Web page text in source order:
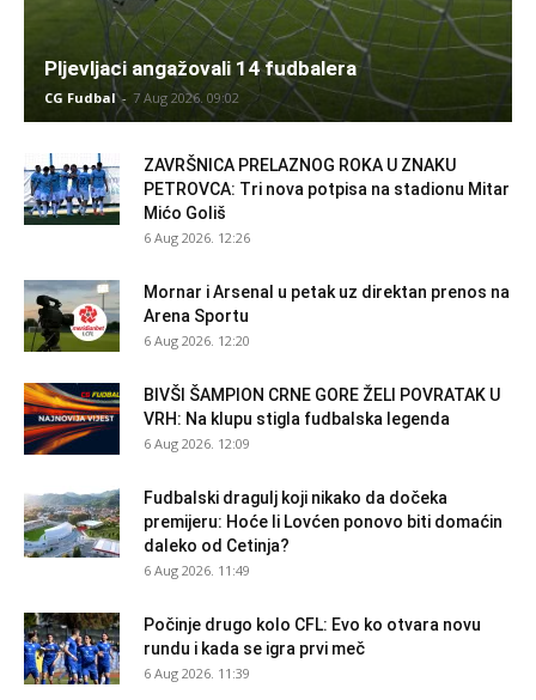
Pljevljaci angažovali 14 fudbalera
CG Fudbal - 7 Aug 2026. 09:02
ZAVRŠNICA PRELAZNOG ROKA U ZNAKU
PETROVCA: Tri nova potpisa na stadionu Mitar
Mićo Goliš
6 Aug 2026. 12:26
Mornar i Arsenal u petak uz direktan prenos na
Arena Sportu
6 Aug 2026. 12:20
BIVŠI ŠAMPION CRNE GORE ŽELI POVRATAK U
VRH: Na klupu stigla fudbalska legenda
6 Aug 2026. 12:09
Fudbalski dragulj koji nikako da dočeka
premijeru: Hoće li Lovćen ponovo biti domaćin
daleko od Cetinja?
6 Aug 2026. 11:49
Počinje drugo kolo CFL: Evo ko otvara novu
rundu i kada se igra prvi meč
6 Aug 2026. 11:39